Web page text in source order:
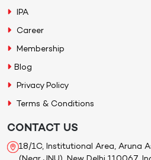
IPA
Career
Membership
Blog
Privacy Policy
Terms & Conditions
CONTACT US
18/1C, Institutional Area, Aruna